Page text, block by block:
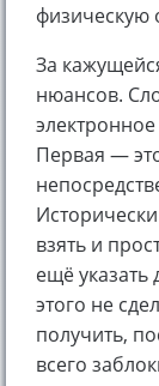
физическую
За
нюансов.
Первая —
взять и
ещё указать
этого не
получить,
всего